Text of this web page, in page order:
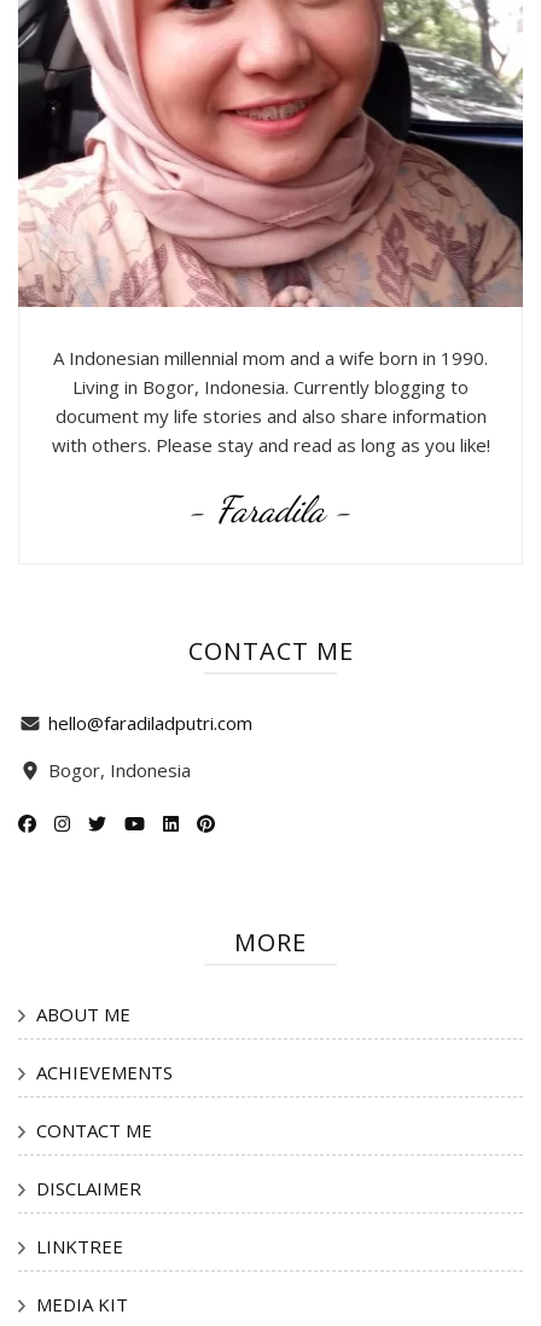
A Indonesian millennial mom and a wife born in 1990.
Living in Bogor, Indonesia. Currently blogging to
document my life stories and also share information
with others. Please stay and read as long as you like!
- Faradila -
CONTACT ME
hello@faradiladputri.com
Bogor, Indonesia
MORE
ABOUT ME
ACHIEVEMENTS
CONTACT ME
DISCLAIMER
LINKTREE
MEDIA KIT